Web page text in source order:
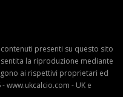
presenti su questo sito
la riproduzione mediante
ai rispettivi proprietari ed
www.ukcalcio.com - UK e